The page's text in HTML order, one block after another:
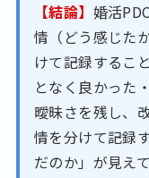
【結論】 婚活
情（どう感じた
けて記録するこ
となく良かった
曖昧さを残し、
情を分けて記録
だのか」が見えて